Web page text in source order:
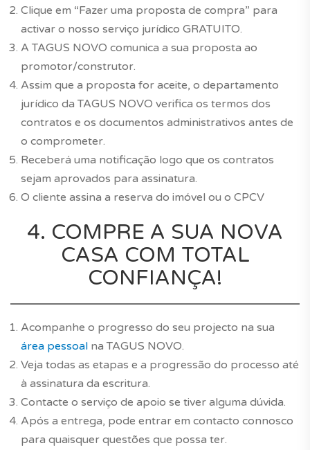
Clique em “Fazer uma proposta de compra” para
activar o nosso serviço jurídico GRATUITO.
A TAGUS NOVO comunica a sua proposta ao
promotor/construtor.
Assim que a proposta for aceite, o departamento
jurídico da TAGUS NOVO verifica os termos dos
contratos e os documentos administrativos antes de
o comprometer.
Receberá uma notificação logo que os contratos
sejam aprovados para assinatura.
O cliente assina a reserva do imóvel ou o CPCV
4. COMPRE A SUA NOVA
CASA COM TOTAL
CONFIANÇA!
Acompanhe o progresso do seu projecto na sua
área pessoal na TAGUS NOVO.
Veja todas as etapas e a progressão do processo até
à assinatura da escritura.
Contacte o serviço de apoio se tiver alguma dúvida.
Após a entrega, pode entrar em contacto connosco
para quaisquer questões que possa ter.